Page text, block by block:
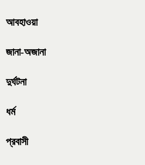
আবহাওয়া
জানা-অজানা
দুর্ঘটনা
ধর্ম
প্রবাসী